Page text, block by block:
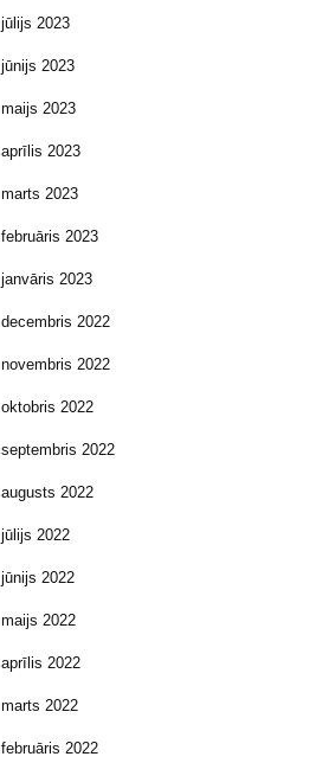
jūlijs 2023
jūnijs 2023
maijs 2023
aprīlis 2023
marts 2023
februāris 2023
janvāris 2023
decembris 2022
novembris 2022
oktobris 2022
septembris 2022
augusts 2022
jūlijs 2022
jūnijs 2022
maijs 2022
aprīlis 2022
marts 2022
februāris 2022